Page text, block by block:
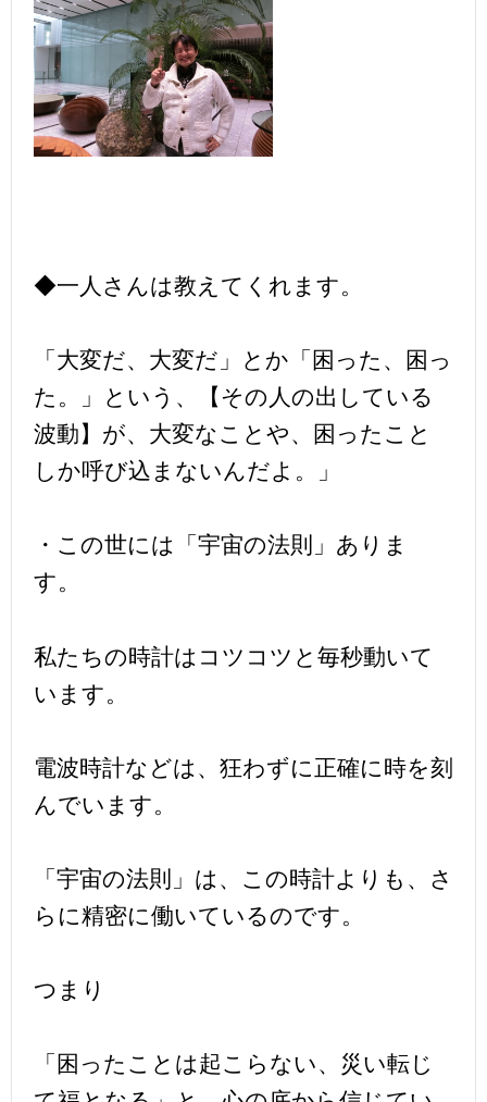
◆一人さんは教えてくれます。
「大変だ、大変だ」とか「困った、困っ
た。」という、【その人の出している
波動】が、大変なことや、困ったこと
しか呼び込まないんだよ。」
・この世には「宇宙の法則」ありま
す。
私たちの時計はコツコツと毎秒動いて
います。
電波時計などは、狂わずに正確に時を刻
んでいます。
「宇宙の法則」は、この時計よりも、さ
らに精密に働いているのです。
つまり
「困ったことは起こらない、災い転じ